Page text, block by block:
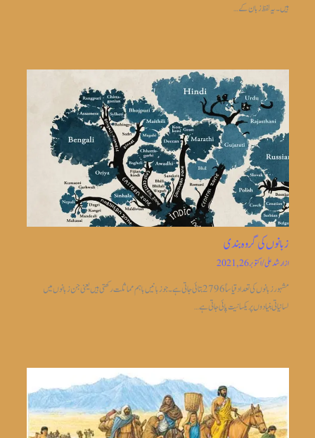
ہیں۔ یہ لفظ زبان کے…
زبانوں کی گروہ بندی
ازارشد علی/اکتوبر 26, 2021
مشہور زبانوں کی تعداد قیاساً2796 بتائی جاتی ہے ۔جو زبانیں باہم مماثلت رکھتی ہیں یعنی جن زبانوں میں
لسانیاتی بنیادوں پر یکسانیت پائی جاتی ہے…